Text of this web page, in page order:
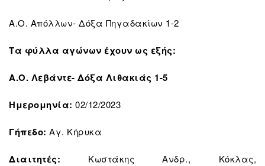
Α.Ο. Απόλλων- Δόξα Πηγαδακίων 1-2
Τα φύλλα αγώνων έχουν ως εξής:
Α.Ο. Λεβάντε- Δόξα Λιθακιάς 1-5
Ημερομηνία: 02/12/2023
Γήπεδο: Αγ. Κήρυκα
Διαιτητές: Κωστάκης Ανδρ., Κόκλας,